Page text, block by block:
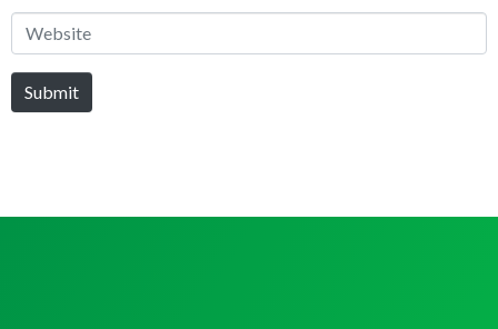
Website
Submit